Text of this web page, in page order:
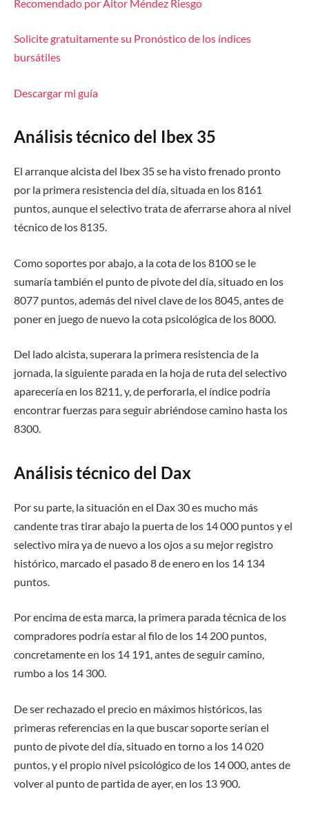
Recomendado por Aitor Méndez Riesgo
Solicite gratuitamente su Pronóstico de los índices
bursátiles
Descargar mi guía
Análisis técnico del Ibex 35
El arranque alcista del Ibex 35 se ha visto frenado pronto
por la primera resistencia del día, situada en los 8161
puntos, aunque el selectivo trata de aferrarse ahora al nivel
técnico de los 8135.
Como soportes por abajo, a la cota de los 8100 se le
sumaría también el punto de pivote del día, situado en los
8077 puntos, además del nivel clave de los 8045, antes de
poner en juego de nuevo la cota psicológica de los 8000.
Del lado alcista, superara la primera resistencia de la
jornada, la siguiente parada en la hoja de ruta del selectivo
aparecería en los 8211, y, de perforarla, el índice podría
encontrar fuerzas para seguir abriéndose camino hasta los
8300.
Análisis técnico del Dax
Por su parte, la situación en el Dax 30 es mucho más
candente tras tirar abajo la puerta de los 14 000 puntos y el
selectivo mira ya de nuevo a los ojos a su mejor registro
histórico, marcado el pasado 8 de enero en los 14 134
puntos.
Por encima de esta marca, la primera parada técnica de los
compradores podría estar al filo de los 14 200 puntos,
concretamente en los 14 191, antes de seguir camino,
rumbo a los 14 300.
De ser rechazado el precio en máximos históricos, las
primeras referencias en la que buscar soporte serían el
punto de pivote del día, situado en torno a los 14 020
puntos, y el propio nivel psicológico de los 14 000, antes de
volver al punto de partida de ayer, en los 13 900.